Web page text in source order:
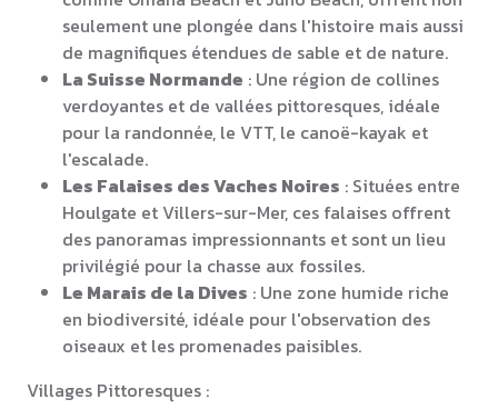
seulement une plongée dans l'histoire mais aussi
de magnifiques étendues de sable et de nature.
La Suisse Normande : Une région de collines
verdoyantes et de vallées pittoresques, idéale
pour la randonnée, le VTT, le canoë-kayak et
l'escalade.
Les Falaises des Vaches Noires : Situées entre
Houlgate et Villers-sur-Mer, ces falaises offrent
des panoramas impressionnants et sont un lieu
privilégié pour la chasse aux fossiles.
Le Marais de la Dives : Une zone humide riche
en biodiversité, idéale pour l'observation des
oiseaux et les promenades paisibles.
Villages Pittoresques :